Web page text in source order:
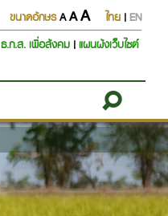
ขนาดอักษรA AA ไทย |EN
ธ.ก.ส. เพื่อสังคม |แผนผังเว็บไซต์